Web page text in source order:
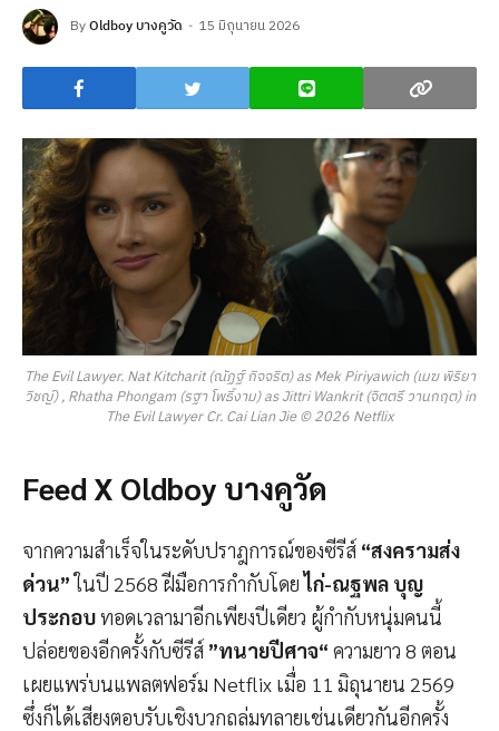
ByOldboy บางคูวัด 15 มิถุนายน 2026
The Evil Lawyer. Nat Kitcharit (ณัฏฐ์ กิจจริต) as Mek Piriyawich (เมฆ พิริยา
วิชญ์) , Rhatha Phongam (รฐา โพธิ์งาม) as Jittri Wankrit (จิตตรี วานกฤต) in
The Evil Lawyer Cr. Cai Lian Jie © 2026 Netflix
Feed X Oldboy บางคูวัด
จากความสำเร็จในระดับปราฎการณ์ของซีรีส์ “สงครามส่ง
ด่วน”ในปี 2568 ฝีมือการกำกับโดยไก่-ณฐพล บุญ
ประกอบทอดเวลามาอีกเพียงปีเดียว ผู้กำกับหนุ่มคนนี้
ปล่อยของอีกครั้งกับซีรีส์ ”ทนายปีศาจ“ ความยาว 8 ตอน
เผยแพร่บนแพลตฟอร์ม Netflix เมื่อ 11 มิถุนายน 2569
ซึ่งก็ได้เสียงตอบรับเชิงบวกถล่มทลายเช่นเดียวกันอีกครั้ง